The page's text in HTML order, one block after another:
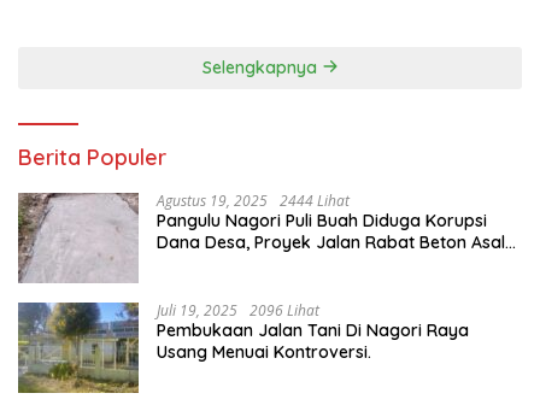
Selengkapnya
Berita Populer
Agustus 19, 2025 2444 Lihat
Pangulu Nagori Puli Buah Diduga Korupsi
Dana Desa, Proyek Jalan Rabat Beton Asal
Juli 19, 2025 2096 Lihat
Pembukaan Jalan Tani Di Nagori Raya
Usang Menuai Kontroversi.